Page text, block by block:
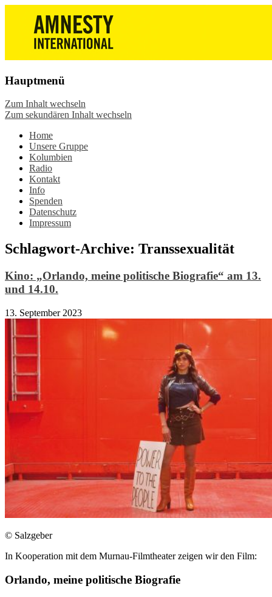
Amnesty International
Wiesbaden – Infos, Adresse,
Gruppentreffen
Die Wiesbadener Amnesty-Gruppen
stellen sich vor, bieten interessante
Veranstaltungen und Aktionen zum
Mitmachen – online oder in der Gruppe.
Sei dabei.
Hauptmenü
Zum Inhalt wechseln
Zum sekundären Inhalt wechseln
Home
Unsere Gruppe
Kolumbien
Radio
Kontakt
Info
Spenden
Datenschutz
Impressum
Schlagwort-Archive: Transsexualität
Kino: „Orlando, meine politische Biografie“ am 13.
und 14.10.
13. September 2023
© Salzgeber
In Kooperation mit dem Murnau-Filmtheater zeigen wir den Film:
Orlando, meine politische Biografie